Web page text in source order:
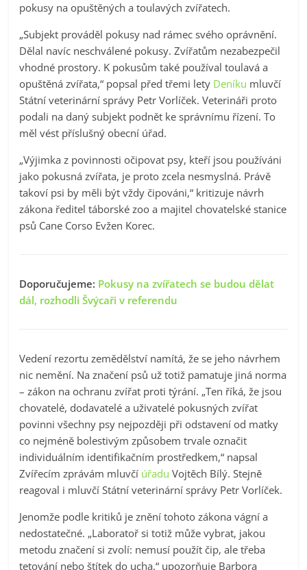
pokusy na opuštěných a toulavých zvířatech.
„Subjekt prováděl pokusy nad rámec svého oprávnění.
Dělal navíc neschválené pokusy. Zvířatům nezabezpečil
vhodné prostory. K pokusům také používal toulavá a
opuštěná zvířata,“ popsal před třemi lety Deníku mluvčí
Státní veterinární správy Petr Vorlíček. Veterináři proto
podali na daný subjekt podnět ke správnímu řízení. To
měl vést příslušný obecní úřad.
„Výjimka z povinnosti očipovat psy, kteří jsou používáni
jako pokusná zvířata, je proto zcela nesmyslná. Právě
takoví psi by měli být vždy čipováni,“ kritizuje návrh
zákona ředitel táborské zoo a majitel chovatelské stanice
psů Cane Corso Evžen Korec.
Doporučujeme: Pokusy na zvířatech se budou dělat
dál, rozhodli Švýcaři v referendu
Vedení rezortu zemědělství namítá, že se jeho návrhem
nic nemění. Na značení psů už totiž pamatuje jiná norma
– zákon na ochranu zvířat proti týrání. „Ten říká, že jsou
chovatelé, dodavatelé a uživatelé pokusných zvířat
povinni všechny psy nejpozději při odstavení od matky
co nejméně bolestivým způsobem trvale označit
individuálním identifikačním prostředkem,“ napsal
Zvířecím zprávám mluvčí úřadu Vojtěch Bílý. Stejně
reagoval i mluvčí Státní veterinární správy Petr Vorlíček.
Jenomže podle kritiků je znění tohoto zákona vágní a
nedostatečné. „Laboratoř si totiž může vybrat, jakou
metodu značení si zvolí: nemusí použít čip, ale třeba
tetování nebo štítek do ucha,“ upozorňuje Barbora